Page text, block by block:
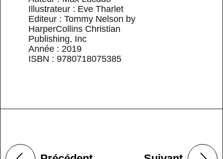
Illustrateur : Eve Tharlet
Editeur : Tommy Nelson by
HarperCollins Christian
Publishing, Inc
Année : 2019
ISBN : 9780718075385